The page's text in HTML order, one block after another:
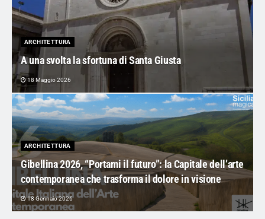
ARCHITETTURA
A una svolta la sfortuna di Santa Giusta
18 Maggio 2026
ARCHITETTURA
Gibellina 2026, “Portami il futuro”: la Capitale dell’arte
contemporanea che trasforma il dolore in visione
18 Gennaio 2026